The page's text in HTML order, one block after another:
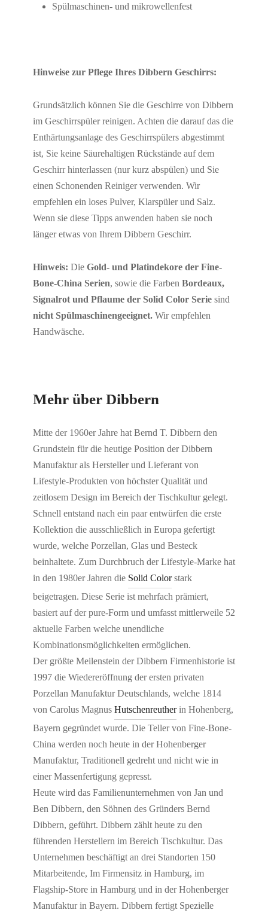
Spülmaschinen- und mikrowellenfest
Hinweise zur Pflege Ihres Dibbern Geschirrs:
Grundsätzlich können Sie die Geschirre von Dibbern
im Geschirrspüler reinigen. Achten die darauf das die
Enthärtungsanlage des Geschirrspülers abgestimmt
ist, Sie keine Säurehaltigen Rückstände auf dem
Geschirr hinterlassen (nur kurz abspülen) und Sie
einen Schonenden Reiniger verwenden. Wir
empfehlen ein loses Pulver, Klarspüler und Salz.
Wenn sie diese Tipps anwenden haben sie noch
länger etwas von Ihrem Dibbern Geschirr.
Hinweis: Die Gold- und Platindekore der Fine-
Bone-China Serien, sowie die Farben Bordeaux,
Signalrot und Pflaume der Solid Color Serie sind
nicht Spülmaschinengeeignet. Wir empfehlen
Handwäsche.
Mehr über Dibbern
Mitte der 1960er Jahre hat Bernd T. Dibbern den
Grundstein für die heutige Position der Dibbern
Manufaktur als Hersteller und Lieferant von
Lifestyle-Produkten von höchster Qualität und
zeitlosem Design im Bereich der Tischkultur gelegt.
Schnell entstand nach ein paar entwürfen die erste
Kollektion die ausschließlich in Europa gefertigt
wurde, welche Porzellan, Glas und Besteck
beinhaltete. Zum Durchbruch der Lifestyle-Marke hat
in den 1980er Jahren die Solid Colorstark
beigetragen. Diese Serie ist mehrfach prämiert,
basiert auf der pure-Form und umfasst mittlerweile 52
aktuelle Farben welche unendliche
Kombinationsmöglichkeiten ermöglichen.
Der größte Meilenstein der Dibbern Firmenhistorie ist
1997 die Wiedereröffnung der ersten privaten
Porzellan Manufaktur Deutschlands, welche 1814
von Carolus Magnus Hutschenreutherin Hohenberg,
Bayern gegründet wurde. Die Teller von Fine-Bone-
China werden noch heute in der Hohenberger
Manufaktur, Traditionell gedreht und nicht wie in
einer Massenfertigung gepresst.
Heute wird das Familienunternehmen von Jan und
Ben Dibbern, den Söhnen des Gründers Bernd
Dibbern, geführt. Dibbern zählt heute zu den
führenden Herstellern im Bereich Tischkultur. Das
Unternehmen beschäftigt an drei Standorten 150
Mitarbeitende, Im Firmensitz in Hamburg, im
Flagship-Store in Hamburg und in der Hohenberger
Manufaktur in Bayern. Dibbern fertigt Spezielle